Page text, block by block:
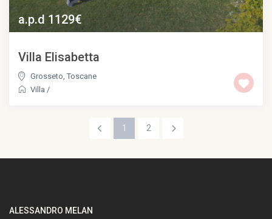
a.p.d 1129€
Villa Elisabetta
Grosseto,Toscane
Villa /
1 2
ALESSANDRO MELAN